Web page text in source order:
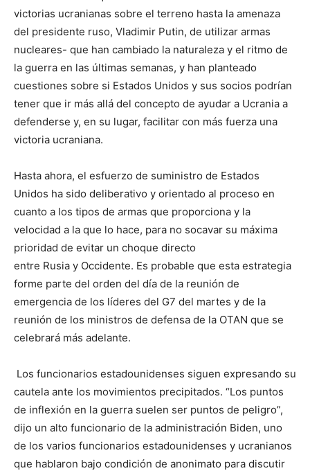
victorias ucranianas sobre el terreno hasta la amenaza
del presidente ruso, Vladimir Putin, de utilizar armas
nucleares- que han cambiado la naturaleza y el ritmo de
la guerra en las últimas semanas, y han planteado
cuestiones sobre si Estados Unidos y sus socios podrían
tener que ir más allá del concepto de ayudar a Ucrania a
defenderse y, en su lugar, facilitar con más fuerza una
victoria ucraniana.
Hasta ahora, el esfuerzo de suministro de Estados
Unidos ha sido deliberativo y orientado al proceso en
cuanto a los tipos de armas que proporciona y la
velocidad a la que lo hace, para no socavar su máxima
prioridad de evitar un choque directo
entre Rusia y Occidente. Es probable que esta estrategia
forme parte del orden del día de la reunión de
emergencia de los líderes del G7 del martes y de la
reunión de los ministros de defensa de la OTAN que se
celebrará más adelante.
Los funcionarios estadounidenses siguen expresando su
cautela ante los movimientos precipitados. “Los puntos
de inflexión en la guerra suelen ser puntos de peligro”,
dijo un alto funcionario de la administración Biden, uno
de los varios funcionarios estadounidenses y ucranianos
que hablaron bajo condición de anonimato para discutir